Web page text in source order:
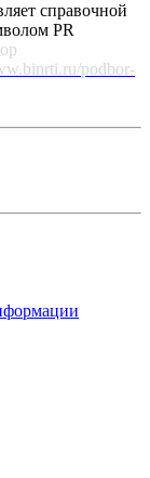
справочной
PR
podbor-